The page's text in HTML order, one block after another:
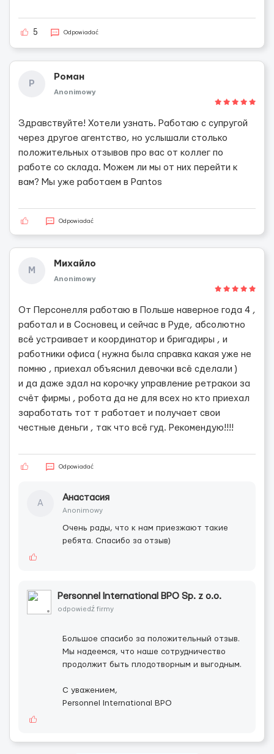
5 Odpowiadać
Р
Роман
Anonimowy
Здравствуйте! Хотели узнать. Работаю с супругой
через другое агентство, но услышали столько
положительных отзывов про вас от коллег по
работе со склада. Можем ли мы от них перейти к
вам? Мы уже работаем в Pantos
Odpowiadać
М
Михайло
Anonimowy
От Персонелля работаю в Польше наверное года 4 ,
работал и в Сосновец и сейчас в Руде, абсолютно
всё устраивает и координатор и бригадиры , и
работники офиса ( нужна была справка какая уже не
помню , приехал объяснил девочки всё сделали )
и да даже здал на корочку управление ретракои за
счёт фирмы , робота да не для всех но кто приехал
заработать тот т работает и получает свои
честные деньги , так что всё гуд. Рекомендую!!!!
Odpowiadać
А
Анастасия
Anonimowy
Очень рады, что к нам приезжают такие
ребята. Спасибо за отзыв)
Personnel International BPO Sp. z o.o.
odpowiedź firmy
Большое спасибо за положительный отзыв.
Мы надеемся, что наше сотрудничество
продолжит быть плодотворным и выгодным.
С уважением,
Personnel International BPO